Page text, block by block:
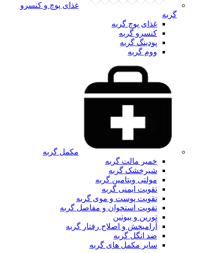
غذای پوچ و کنسرو
گربه
غذای پوچ گربه
کنسرو گربه
پودینگ گربه
ووم گربه
مکمل گربه
خمیر مالت گربه
شیرخشک گربه
مولتی ویتامین گربه
تقویت ایمنی گربه
تقویت پوست و موی گربه
تقویت استخوان و مفاصل گربه
تورین و بیوتین
آرامبخش و اصلاح رفتار گربه
ضد انگل گربه
سایر مکمل های گربه